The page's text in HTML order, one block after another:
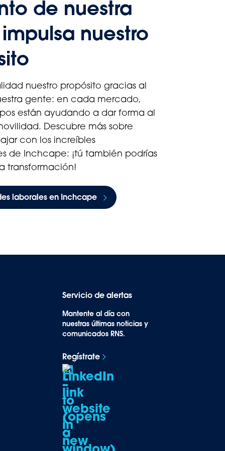
de nuestra
nuestro
nuestro propósito gracias al
gente: en cada mercado,
están ayudando a dar forma al
Descubre más sobre
con los increíbles
de Inchcape: ¡tú también podrías
transformación!
laborales en Inchcape
Servicio de alertas
Mantente al día con
nuestras últimas noticias y
comunicados RNS.
Regístrate